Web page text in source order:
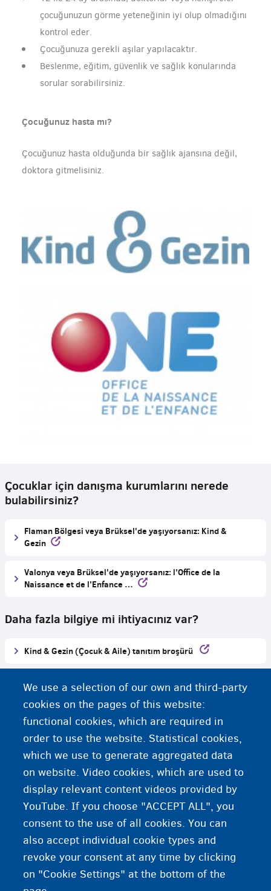
çocuğunuzun görme yeteneğinin iyi olup olmadığını
kontrol eder.
Çocuğunuza gerekli aşılar yapılacaktır.
Beslenme, eğitim, güvenlik ve sağlık konularında
sorular sorabilirsiniz.
Çocuğunuz hasta mı?
Çocuğunuz hasta olduğunda bir sağlık ajansına değil,
doktora gitmelisiniz.
Çocuklar için danışma kurumlarını nerede
bulabilirsiniz?
Flaman Bölgesi veya Brüksel'de yaşıyorsanız: Kind &
Gezin
Valonya veya Brüksel'de yaşıyorsanız: l’Office de la
Naissance et de l’Enfance …
Daha fazla bilgiye mi ihtiyacınız var?
Kind & Gezin (Çocuk & Aile) tanıtım broşürü
Kind & Gezin’in çocuk gelişimi hakkındaki kısa filmi
Ek bilgiler
Okula giden çocuklar
We use a selection of our own and third-party
cookies on the pages of this website:
functional cookies, which are required in
order to use the website. Statistical cookies,
which we use to generate aggregated data
on website. Video cookies, which are used to
display relevant content videos provided by
YouTube. If you choose "ACCEPT ALL", you
consent to the use of all cookies. You can
also accept individual cookie types and
revoke your consent at any time by clicking
on "Cookie Settings" at the bottom of the